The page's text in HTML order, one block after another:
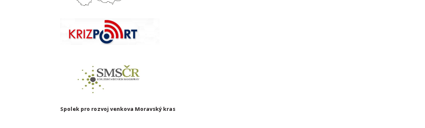
Spolek pro rozvoj venkova Moravský kras